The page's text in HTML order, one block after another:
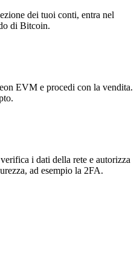
dei tuoi conti, entra nel
di Bitcoin.
EVM e procedi con la vendita.
i dati della rete e autorizza
ad esempio la 2FA.